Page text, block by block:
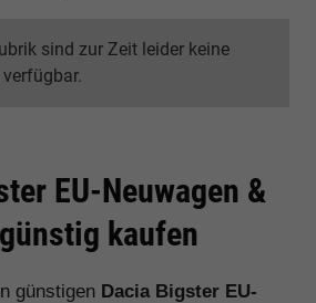
sind zur Zeit leider keine
EU-Neuwagen &
kaufen
günstigen Dacia Bigster EU-